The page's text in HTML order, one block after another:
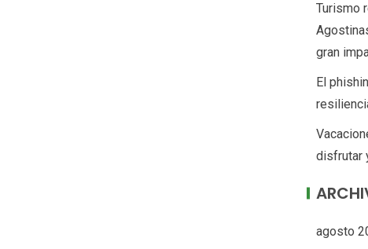
Turismo
gran
El
disfrutar
agosto